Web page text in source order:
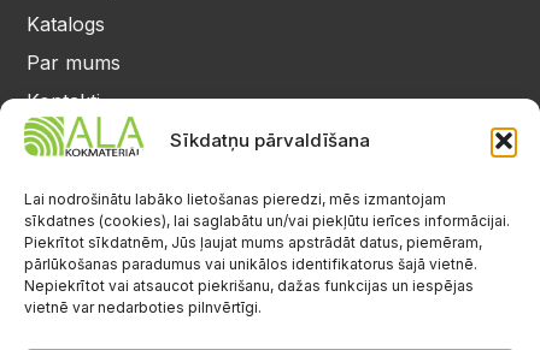
Sīkdatņu pārvaldīšana
Lai nodrošinātu labāko lietošanas pieredzi, mēs izmantojam
sīkdatnes (cookies), lai saglabātu un/vai piekļūtu ierīces informācijai.
Piekrītot sīkdatnēm, Jūs ļaujat mums apstrādāt datus, piemēram,
pārlūkošanas paradumus vai unikālos identifikatorus šajā vietnē.
Nepiekrītot vai atsaucot piekrišanu, dažas funkcijas un iespējas
vietnē var nedarboties pilnvērtīgi.
Katalogs
Par mums
Kontakti
Privātuma politika
25 64 17 98
info@alalignea.lv
Daugavas iela 28, Mārupe
Facebook